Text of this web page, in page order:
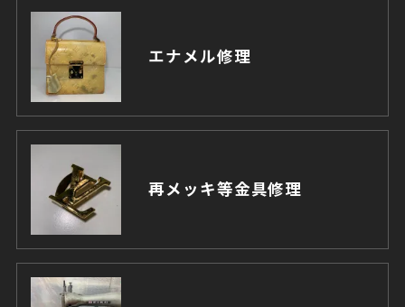
エナメル修理
再メッキ等金具修理